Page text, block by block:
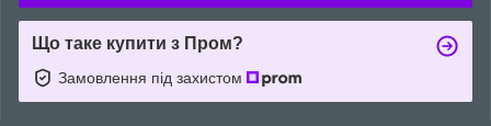
Що таке купити з Пром?
Замовлення під захистом